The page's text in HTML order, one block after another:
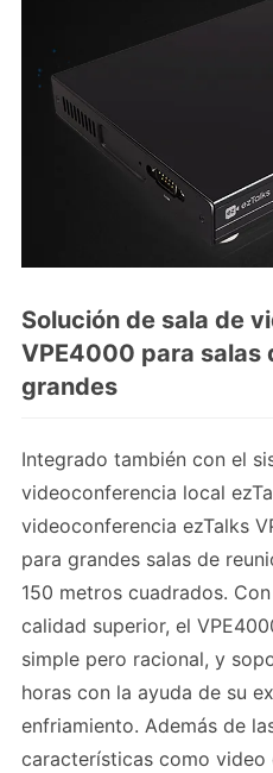
Solución de sala de
VPE4000 para salas
grandes
Integrado también con el
videoconferencia local
videoconferencia ezTalks
para grandes salas de
150 metros cuadrados.
calidad superior, el
simple pero racional, y
horas con la ayuda de su
enfriamiento. Además de
características como video